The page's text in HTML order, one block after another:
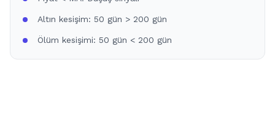
Altın kesişim: 50 gün > 200 gün
Ölüm kesişimi: 50 gün < 200 gün